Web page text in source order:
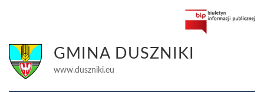
GMINA DUSZNIKI
www.duszniki.eu